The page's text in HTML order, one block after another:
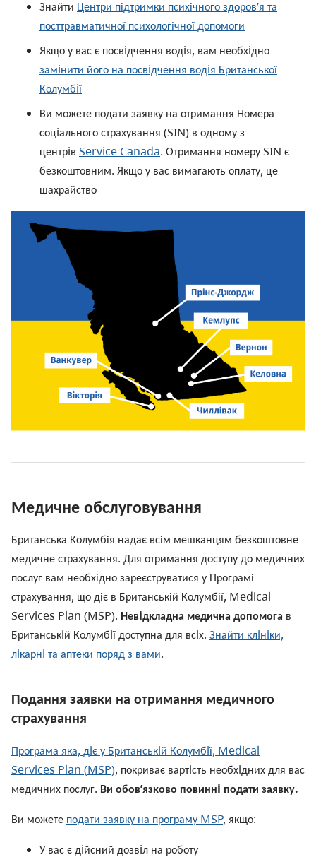
Знайти Центри підтримки психічного здоров’я та
посттравматичної психологічної допомоги
Якщо у вас є посвiдчення водiя, вам необхiдно
замiнити його на посвiдчення водiя Британської
Колумбiї
Ви можете подати заявку на отримання Номера
соцiального страхування (SIN) в одному з
центрiв Service Canada. Отримання номеру SIN є
безкоштовним. Якщо у вас вимагають оплату, це
шахрайство
Медичне обслуговування
Британська Колумбія надає всім мешканцям безкоштовне
медичне страхування. Для отримання доступу до медичних
послуг вам необхідно зареєструватися у Програмі
страхування, що діє в Британській Колумбії, Medical
Services Plan (MSP). Невiдкладна медична допомога в
Британськiй Колумбiї доступна для всiх. Знайти клiнiки,
лiкарнi та аптеки поряд з вами.
Подання заявки на отримання медичного
страхування
Програма яка, дiє у Британськiй Колумбiї, Medical
Services Plan (MSP), покриває вартiсть необхiдних для вас
медичних послуг. Ви обов’язково повиннi подати заявку.
Ви можете подати заявку на програму MSP, якщо:
У вас є дiйсний дозвiл на роботу